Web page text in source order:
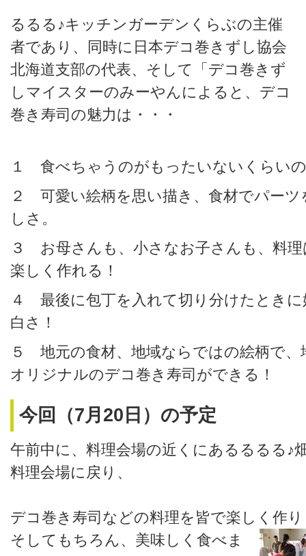
るるる♪キッチンガーデンくらぶの主催
者であり、同時に日本デコ巻きずし協会
北海道支部の代表、そして「デコ巻きず
しマイスターのみーやんによると、デコ
巻き寿司の魅力は・・・
１ 食べちゃうのがもったいないくらい
２ 可愛い絵柄を思い描き、食材でパーツ
しさ。
３ お母さんも、小さなお子さんも、料
楽しく作れる！
４ 最後に包丁を入れて切り分けたとき
白さ！
５ 地元の食材、地域ならではの絵柄で、
オリジナルのデコ巻き寿司ができる！
今回（7月20日）の予定
午前中に、料理会場の近くにあるるるる♪
料理会場に戻り、
デコ巻き寿司などの料理を皆で楽しく作
そしてもちろん、美味しく食べま